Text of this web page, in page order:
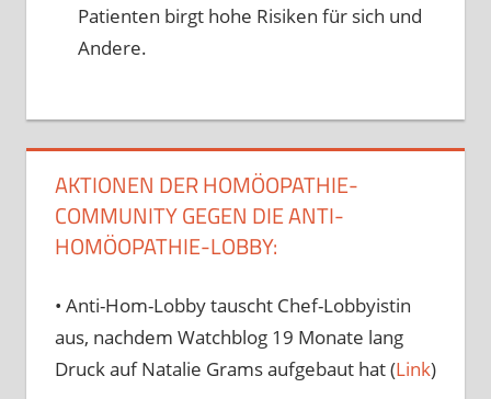
Patienten birgt hohe Risiken für sich und
Andere.
AKTIONEN DER HOMÖOPATHIE-
COMMUNITY GEGEN DIE ANTI-
HOMÖOPATHIE-LOBBY:
• Anti-Hom-Lobby tauscht Chef-Lobbyistin
aus, nachdem Watchblog 19 Monate lang
Druck auf Natalie Grams aufgebaut hat (Link)